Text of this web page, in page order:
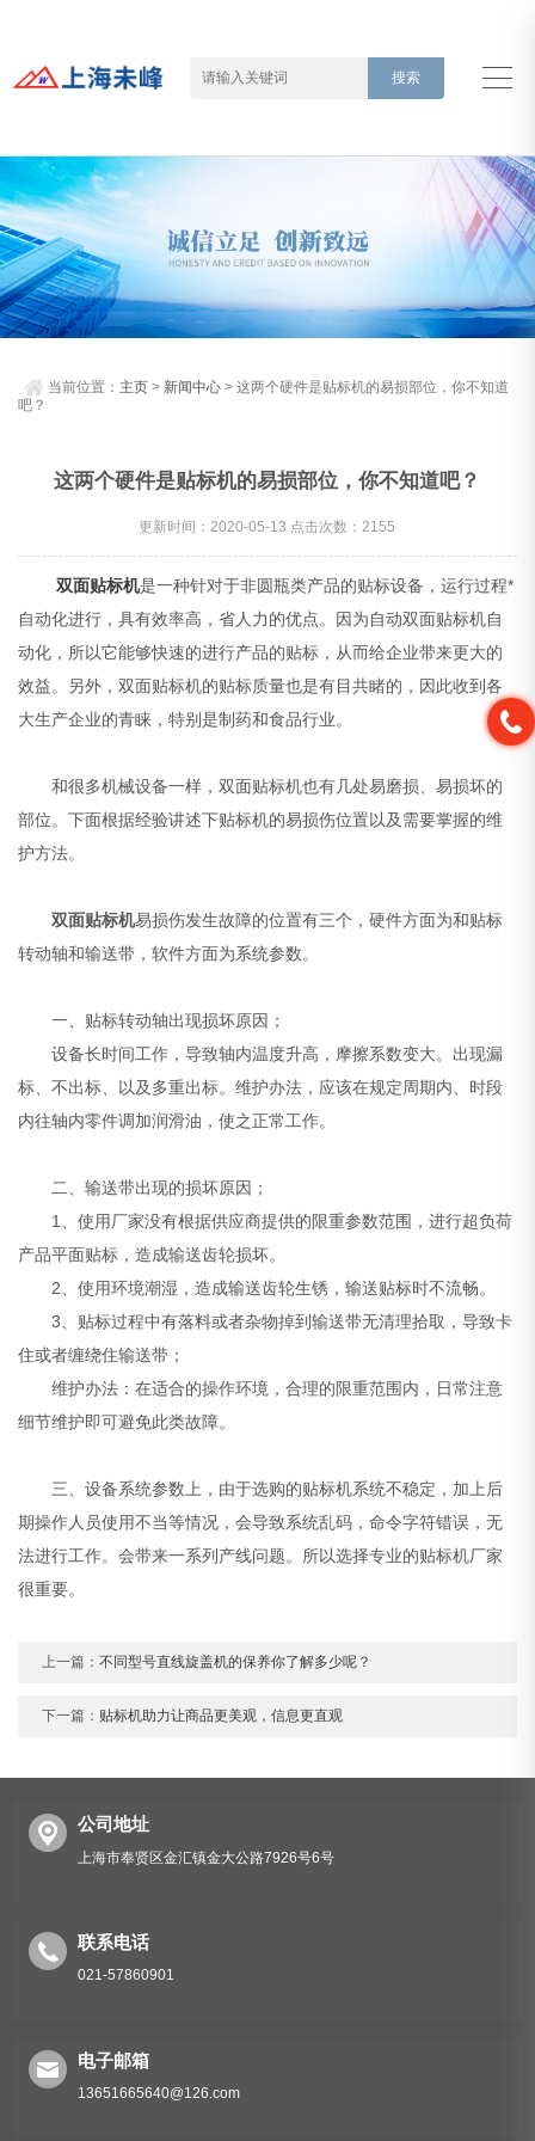
当前位置： 主页 > 新闻中心 > 这两个硬件是贴标机的易损部位，你不知道
吧？
这两个硬件是贴标机的易损部位，你不知道吧？
更新时间：2020-05-13 点击次数：2155
双面贴标机是一种针对于非圆瓶类产品的贴标设备，运行过程*
自动化进行，具有效率高，省人力的优点。因为自动双面贴标机自
动化，所以它能够快速的进行产品的贴标，从而给企业带来更大的
效益。另外，双面贴标机的贴标质量也是有目共睹的，因此收到各
大生产企业的青睐，特别是制药和食品行业。
和很多机械设备一样，双面贴标机也有几处易磨损、易损坏的
部位。下面根据经验讲述下贴标机的易损伤位置以及需要掌握的维
护方法。
双面贴标机易损伤发生故障的位置有三个，硬件方面为和贴标
转动轴和输送带，软件方面为系统参数。
一、贴标转动轴出现损坏原因；
设备长时间工作，导致轴内温度升高，摩擦系数变大。出现漏
标、不出标、以及多重出标。维护办法，应该在规定周期内、时段
内往轴内零件调加润滑油，使之正常工作。
二、输送带出现的损坏原因；
1、使用厂家没有根据供应商提供的限重参数范围，进行超负荷
产品平面贴标，造成输送齿轮损坏。
2、使用环境潮湿，造成输送齿轮生锈，输送贴标时不流畅。
3、贴标过程中有落料或者杂物掉到输送带无清理拾取，导致卡
住或者缠绕住输送带；
维护办法：在适合的操作环境，合理的限重范围内，日常注意
细节维护即可避免此类故障。
三、设备系统参数上，由于选购的贴标机系统不稳定，加上后
期操作人员使用不当等情况，会导致系统乱码，命令字符错误，无
法进行工作。会带来一系列产线问题。所以选择专业的贴标机厂家
很重要。
上一篇：不同型号直线旋盖机的保养你了解多少呢？
下一篇： 贴标机助力让商品更美观，信息更直观
公司地址
上海市奉贤区金汇镇金大公路7926号6号
联系电话
021-57860901
电子邮箱
13651665640@126.com